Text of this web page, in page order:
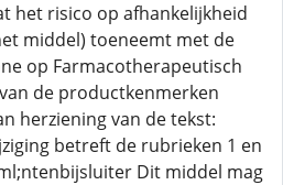
het risico op afhankelijkheid
middel) toeneemt met de
op Farmacotherapeutisch
de productkenmerken
herziening van de tekst:
betreft de rubrieken 1 en
Dit middel mag